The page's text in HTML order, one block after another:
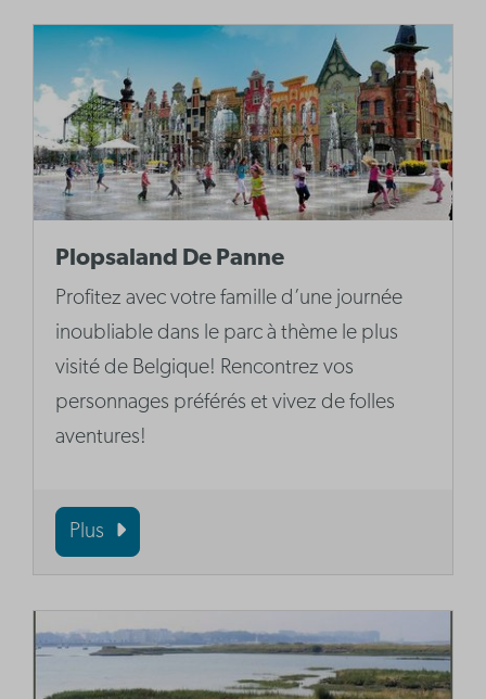
Plopsaland De Panne
Profitez avec votre famille d’une journée
inoubliable dans le parc à thème le plus
visité de Belgique! Rencontrez vos
personnages préférés et vivez de folles
aventures!
Plus